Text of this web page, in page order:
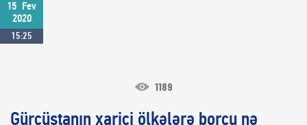
15
Fev
2020
15:25
1189
Gürcüstanın xarici ölkələrə borcu nə